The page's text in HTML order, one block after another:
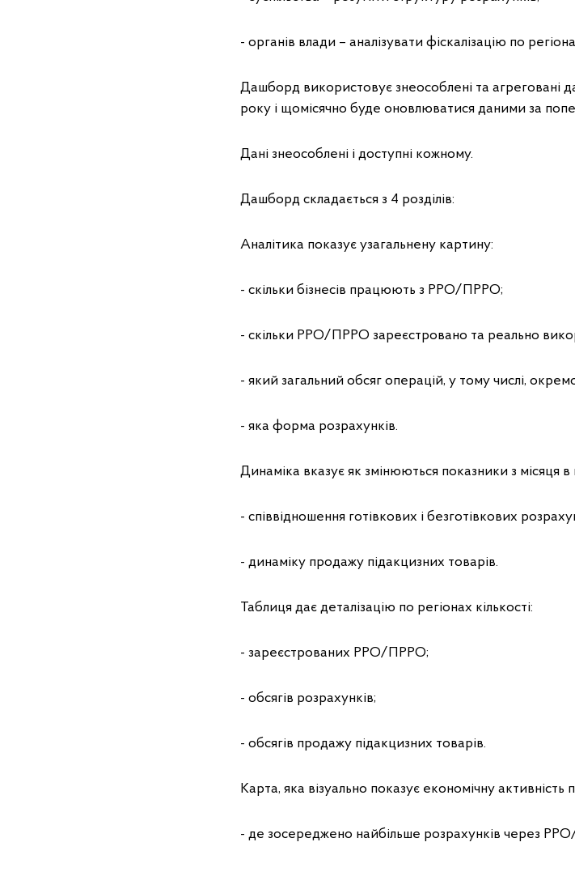
- органів влади – аналізувати фіскалізацію по
Дашборд використовує знеособлені та агреговані
року і щомісячно буде оновлюватися даними за
Дані знеособлені і доступні кожному.
Дашборд складається з 4 розділів:
Аналітика показує узагальнену картину:
- скільки бізнесів працюють з РРО/ПРРО;
- скільки РРО/ПРРО зареєстровано та реально
- який загальний обсяг операцій, у тому числі,
- яка форма розрахунків.
Динаміка вказує як змінюються показники з місяця в
- співвідношення готівкових і безготівкових
- динаміку продажу підакцизних товарів.
Таблиця дає деталізацію по регіонах кількості:
- зареєстрованих РРО/ПРРО;
- обсягів розрахунків;
- обсягів продажу підакцизних товарів.
Карта, яка візуально показує економічну активність
- де зосереджено найбільше розрахунків через